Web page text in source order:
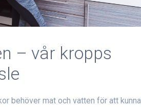
– vår kropps
behöver mat och vatten för att kunna